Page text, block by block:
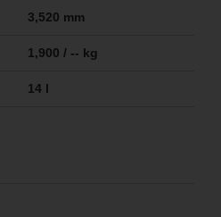
3,520 mm
1,900 / -- kg
14 l